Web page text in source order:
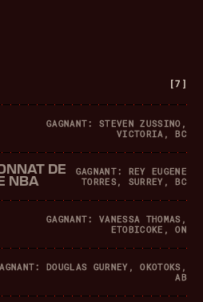
[7]
GAGNANT: STEVEN ZUSSINO,
VICTORIA, BC
DE
NBA
GAGNANT: REY EUGENE
TORRES, SURREY, BC
GAGNANT: VANESSA THOMAS,
ETOBICOKE, ON
DOUGLAS GURNEY, OKOTOKS,
AB